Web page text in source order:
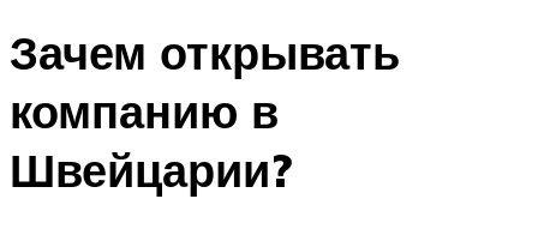
Зачем открывать
компанию в
Швейцарии?